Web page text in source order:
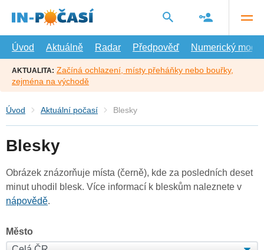
hlavní
Úvod
Aktuálně Radar Předpověď Numerický model
AKTUALITA: Začíná ochlazení, místy přeháňky nebo bouřky,
zejména na východě
Úvod Aktuální počasí Blesky
Blesky
Obrázek znázorňuje místa (černě), kde za posledních deset
minut uhodil blesk. Více informací k bleskům naleznete v
nápovědě.
Město